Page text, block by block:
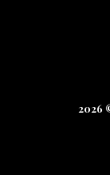
2026